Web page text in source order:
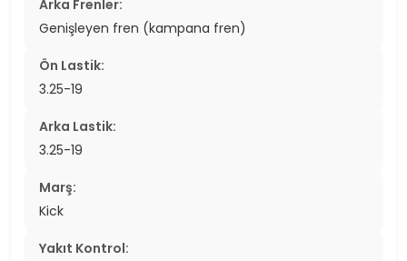
Arka Frenler:
Genişleyen fren (kampana fren)
Ön Lastik:
3.25-19
Arka Lastik:
3.25-19
Marş:
Kick
Yakıt Kontrol: